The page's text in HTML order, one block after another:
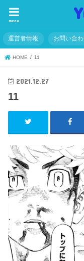
menu
運営者情報 お問い合
HOME 11
2021.12.27
11